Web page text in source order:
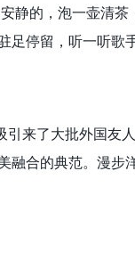
静的，泡一壶清
停留，听一听歌
来了大批外国友
融合的典范。漫步